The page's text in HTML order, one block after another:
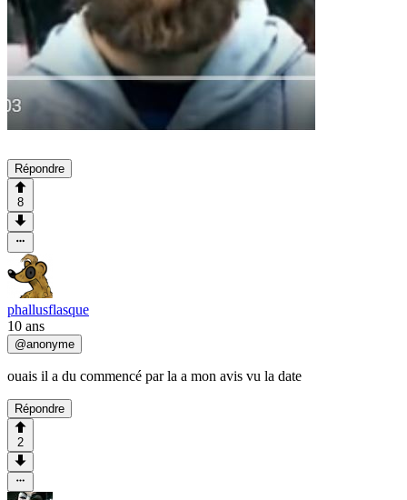
Répondre
8
phallusflasque
10 ans
@anonyme
ouais il a du commencé par la a mon avis vu la date
Répondre
2